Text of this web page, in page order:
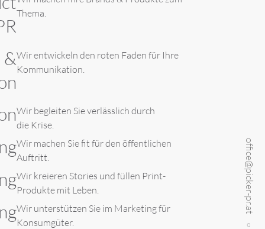
office@picker-pr.at
Thema.
&Wir entwickeln den roten Faden für Ihre
Kommunikation.
Wir begleiten Sie verlässlich durch
die Krise.
Wir machen Sie fit für den öffentlichen
Auftritt.
Wir kreieren Stories und füllen Print-
Produkte mit Leben.
Wir unterstützen Sie im Marketing für
Konsumgüter.